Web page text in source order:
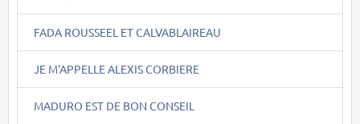
FADA ROUSSEEL ET CALVABLAIREAU
JE M'APPELLE ALEXIS CORBIERE
MADURO EST DE BON CONSEIL